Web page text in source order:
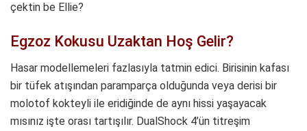
çektin be Ellie?
Egzoz Kokusu Uzaktan Hoş Gelir?
Hasar modellemeleri fazlasıyla tatmin edici. Birisinin kafası
bir tüfek atışından paramparça olduğunda veya derisi bir
molotof kokteyli ile eridiğinde de aynı hissi yaşayacak
mısınız işte orası tartışılır. DualShock 4’ün titreşim